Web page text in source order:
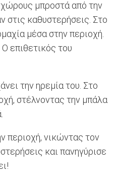
χώρους μπροστά από την
στις καθυστερήσεις. Στο
μέσα στην περιοχή.
επιθετικός του
την ηρεμία του. Στο
στέλνοντας την μπάλα
περιοχή, νικώντας τον
και πανηγύρισε